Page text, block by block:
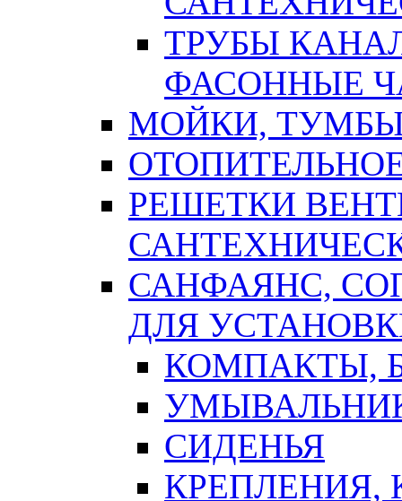
ТРУБЫ
ФАСОННЫЕ
МОЙКИ,
РЕШЕТКИ
САНФАЯНС,
ДЛЯ
КОМПАКТЫ,
СИДЕНЬЯ